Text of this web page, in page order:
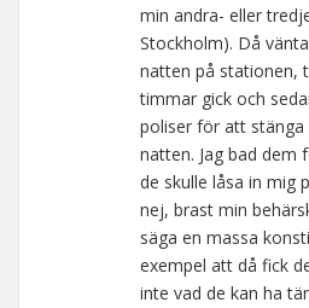
min andra- eller
Stockholm). Då
natten på stationen,
timmar gick och
poliser för att
natten. Jag bad
de skulle låsa in mig
nej, brast min
säga en massa
exempel att då fick
inte vad de kan ha